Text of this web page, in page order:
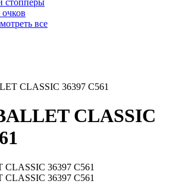
все
CLASSIC 36397 С561
CLASSIC